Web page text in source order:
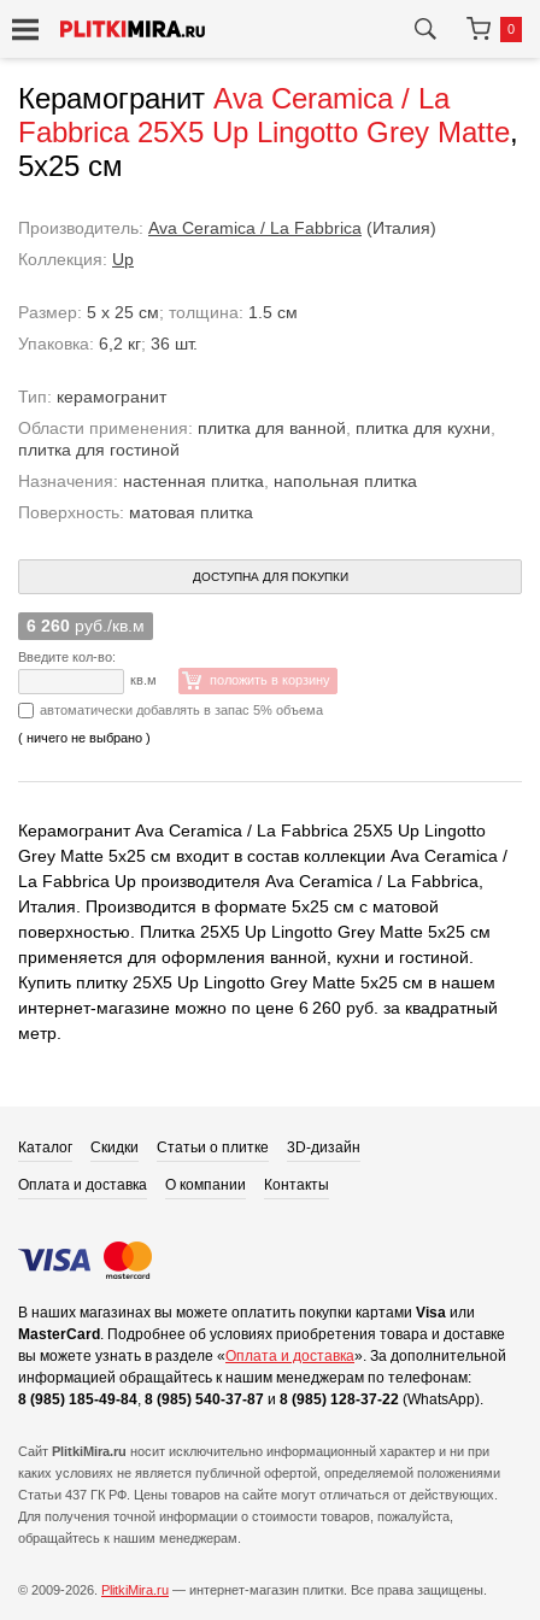
0
Керамогранит Ava Ceramica / La
Fabbrica 25X5 Up Lingotto Grey Matte,
5x25 см
Производитель: Ava Ceramica / La Fabbrica (Италия)
Коллекция: Up
Размер: 5 x 25 см; толщина: 1.5 см
Упаковка: 6,2 кг; 36 шт.
Тип: керамогранит
Области применения: плитка для ванной плитка для кухни
плитка для гостиной
Назначения: настенная плитка
напольная плитка
Поверхность: матовая плитка
ДОСТУПНА ДЛЯ ПОКУПКИ
6 260 руб./кв.м
Введите кол-во:
кв.м
положить в корзину
автоматически добавлять в запас 5% объема
( ничего не выбрано )
Керамогранит Ava Ceramica / La Fabbrica 25X5 Up Lingotto
Grey Matte 5x25 см входит в состав коллекции Ava Ceramica /
La Fabbrica Up производителя Ava Ceramica / La Fabbrica,
Италия. Производится в формате 5x25 см с матовой
поверхностью. Плитка 25X5 Up Lingotto Grey Matte 5x25 см
применяется для оформления ванной, кухни и гостиной.
Купить плитку 25X5 Up Lingotto Grey Matte 5x25 см в нашем
интернет-магазине можно по цене 6 260 руб. за квадратный
метр.
Каталог Скидки Статьи о плитке 3D-дизайн
Оплата и доставка О компании Контакты
В наших магазинах вы можете оплатить покупки картами Visa или
MasterCard . Подробнее об условиях приобретения товара и доставке
вы можете узнать в разделе «Оплата и доставка». За дополнительной
информацией обращайтесь к нашим менеджерам по телефонам:
8 (985) 185-49-84, 8 (985) 540-37-87 и 8 (985) 128-37-22 (WhatsApp).
Сайт PlitkiMira.ru носит исключительно информационный характер и ни при
каких условиях не является публичной офертой, определяемой положениями
Статьи 437 ГК РФ. Цены товаров на сайте могут отличаться от действующих.
Для получения точной информации о стоимости товаров, пожалуйста,
обращайтесь к нашим менеджерам.
© 2009-2026. PlitkiMira.ru — интернет-магазин плитки. Все права защищены.